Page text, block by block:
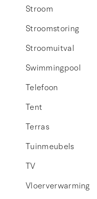
Stroom
Stroomstoring
Stroomuitval
Swimmingpool
Telefoon
Tent
Terras
Tuinmeubels
TV
Vloerverwarming